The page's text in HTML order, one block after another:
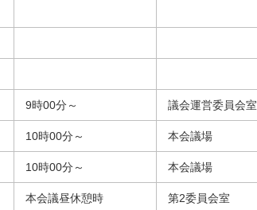
9時00分～ 議会運営委員会室
10時00分～ 本会議場
10時00分～ 本会議場
本会議昼休憩時 第2委員会室